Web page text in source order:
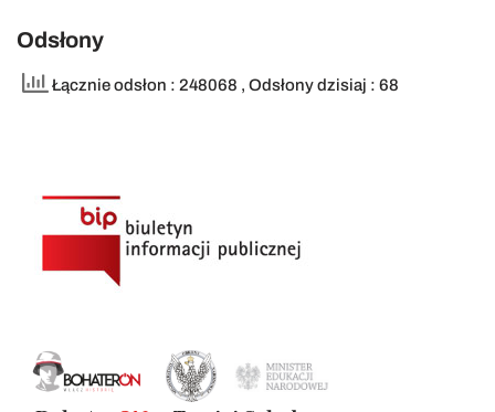
Odsłony
Łącznie odsłon : 248068 , Odsłony dzisiaj : 68